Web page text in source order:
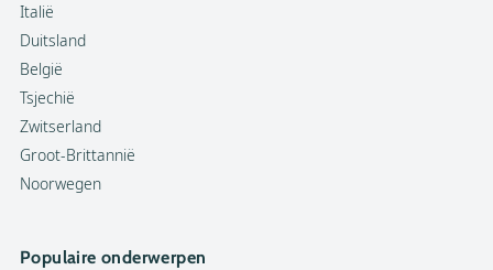
Italië
Duitsland
België
Tsjechië
Zwitserland
Groot-Brittannië
Noorwegen
Populaire onderwerpen